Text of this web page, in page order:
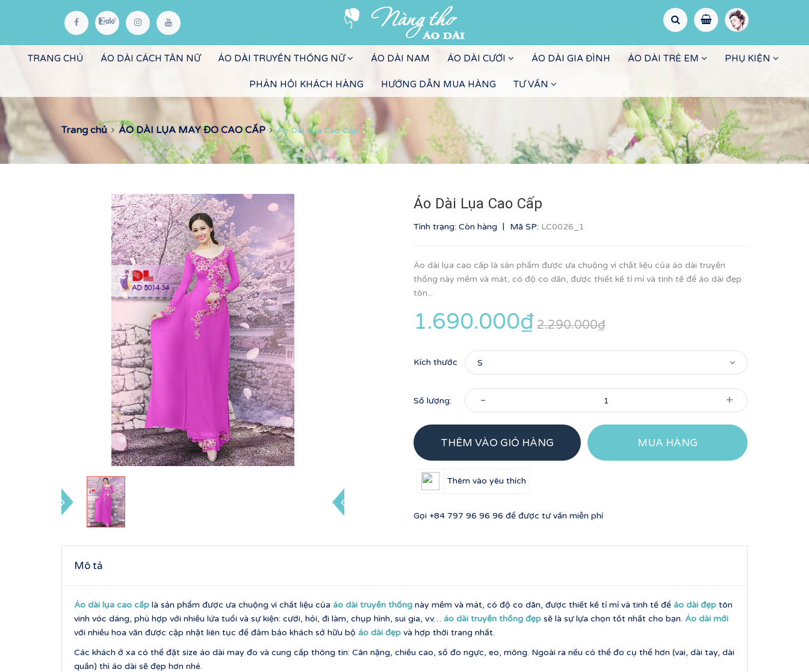
TRANG CHỦ ÁO DÀI CÁCH TÂN NỮ ÁO DÀI TRUYỀN THỐNG NỮ ÁO DÀI NAM ÁO DÀI CƯỚI ÁO DÀI GIA ĐÌNH ÁO DÀI TRẺ EM PHỤ KIỆN
PHẢN HỒI KHÁCH HÀNG HƯỚNG DẪN MUA HÀNG TƯ VẤN
Trang chủ ÁO DÀI LỤA MAY ĐO CAO CẤP Áo Dài Lụa Cao Cấp
Áo Dài Lụa Cao Cấp
Tình trạng: Còn hàng | Mã SP: LC0026_1
Áo dài lụa cao cấp là sản phẩm được ưa chuộng vì chất liệu của áo dài truyền
thống này mềm và mát, có độ co dãn, được thiết kế tỉ mỉ và tinh tế để áo dài đẹp
tôn...
1.690.000₫ 2.290.000₫
Kích thước
Số lượng: - +
THÊM VÀO GIỎ HÀNG MUA HÀNG
Thêm vào yêu thích
Gọi +84 797 96 96 96 để được tư vấn miễn phí
Mô tả
Áo dài lụa cao cấp là sản phẩm được ưa chuộng vì chất liệu của áo dài truyền thống này mềm và mát, có độ co dãn, được thiết kế tỉ mỉ và tinh tế để áo dài đẹp tôn
vinh vóc dáng, phù hợp với nhiều lứa tuổi và sự kiện: cưới, hỏi, đi làm, chụp hình, sui gia, v.v… áo dài truyền thống đẹp sẽ là sự lựa chọn tốt nhất cho bạn. Áo dài mới
với nhiều hoa văn được cập nhật liên tục để đảm bảo khách sở hữu bộ áo dài đẹp và hợp thời trang nhất.
Các khách ở xa có thể đặt size áo dài may đo và cung cấp thông tin: Cân nặng, chiều cao, số đo ngực, eo, mông. Ngoài ra nếu có thể đo cụ thể hơn (vai, dài tay, dài
quần) thì áo dài sẽ đẹp hơn nhé.